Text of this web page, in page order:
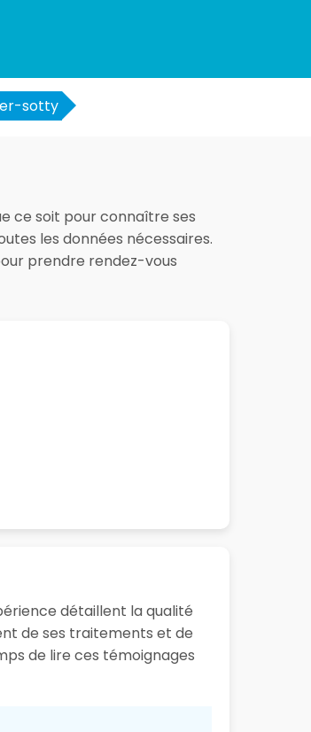
sotty
ce soit pour connaître ses
les données nécessaires.
prendre rendez-vous
détaillent la qualité
de ses traitements et de
de lire ces témoignages